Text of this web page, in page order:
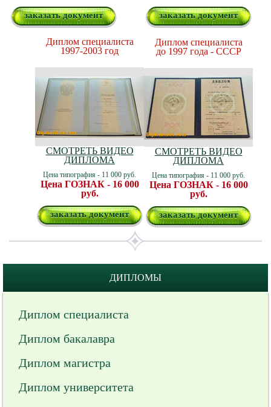
заказать документ заказать документ
Диплом специалиста
1997-2003 год
СМОТРЕТЬ ВИДЕО
ДИПЛОМА
Цена типография - 11 000 руб.
Цена ГОЗНАК - 16 000
руб.
заказать документ
Диплом специалиста
до 1997 года - СССР
СМОТРЕТЬ ВИДЕО
ДИПЛОМА
Цена типография - 11 000 руб.
Цена ГОЗНАК - 16 000
руб.
заказать документ
ДИПЛОМЫ
Диплом специалиста
Диплом бакалавра
Диплом магистра
Диплом университета